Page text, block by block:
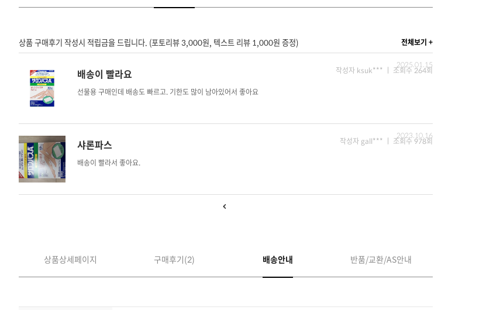
상품 구매후기 작성시 적립금을 드립니다. (포토리뷰 3,000원, 텍스트 리뷰 1,000원 증정) 전체보기 +
2025.01.15
배송이 빨라요 작성자 ksuk*** ㅣ 조회수 264회
선물용 구매인데 배송도 빠르고. 기한도 많이 남아있어서 좋아요
2023.10.16
샤론파스 작성자 gall*** ㅣ 조회수 978회
배송이 빨라서 좋아요.
상품상세페이지 구매후기(2) 배송안내 반품/교환/AS안내